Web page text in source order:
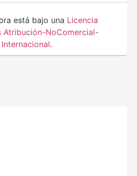
está bajo una Licencia
Atribución-NoComercial-
.